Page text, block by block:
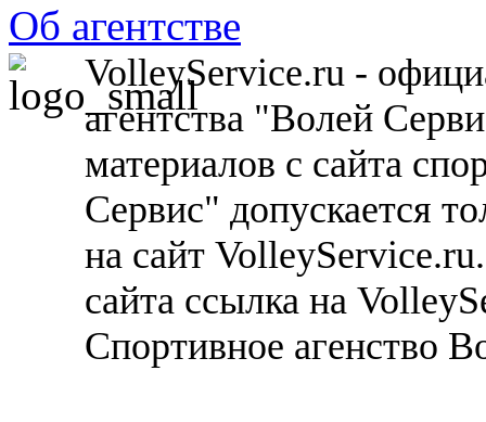
Об агентстве
VolleyService.ru -
агентства "Волей
материалов с сайта
Сервис" допускается
на сайт
сайта ссылка на
Спортивное агенство